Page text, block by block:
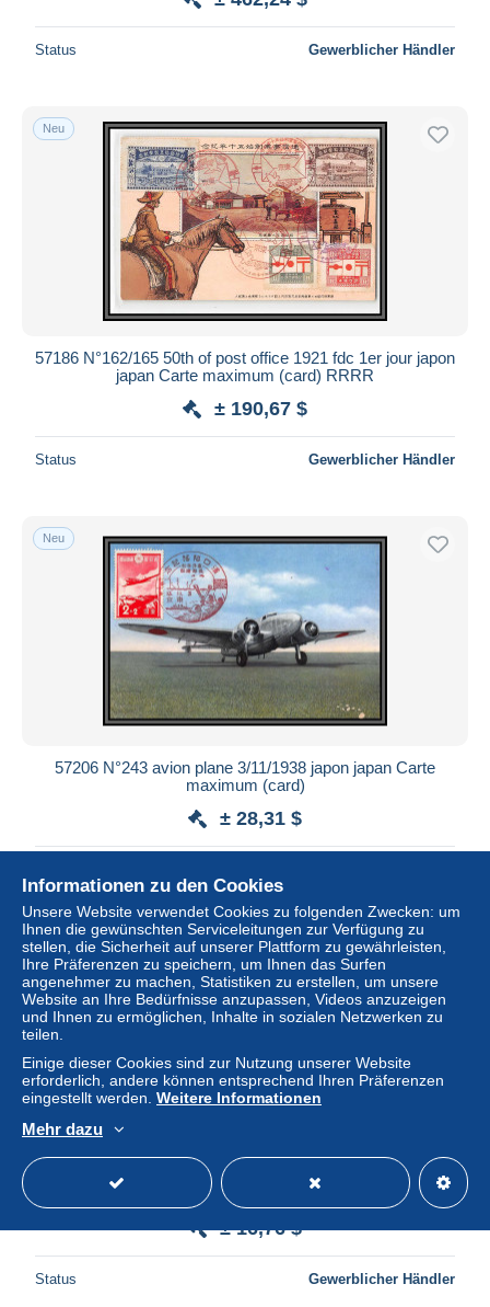
Status Gewerblicher Händler
Neu
57186 N°162/165 50th of post office 1921 fdc 1er jour japon
japan Carte maximum (card) RRRR
± 190,67 $
Status Gewerblicher Händler
Neu
57206 N°243 avion plane 3/11/1938 japon japan Carte
maximum (card)
± 28,31 $
Neu
57209 N°244 +245 avion plane 1937 premier jour fdc japon
japan Carte maximum (card)
± 16,76 $
Status Gewerblicher Händler
Informationen zu den Cookies
Unsere Website verwendet Cookies zu folgenden Zwecken: um
Ihnen die gewünschten Serviceleitungen zur Verfügung zu
stellen, die Sicherheit auf unserer Plattform zu gewährleisten,
Ihre Präferenzen zu speichern, um Ihnen das Surfen
angenehmer zu machen, Statistiken zu erstellen, um unsere
Website an Ihre Bedürfnisse anzupassen, Videos anzuzeigen
und Ihnen zu ermöglichen, Inhalte in sozialen Netzwerken zu
teilen.
Einige dieser Cookies sind zur Nutzung unserer Website
erforderlich, andere können entsprechend Ihren Präferenzen
eingestellt werden. Weitere Informationen
Mehr dazu